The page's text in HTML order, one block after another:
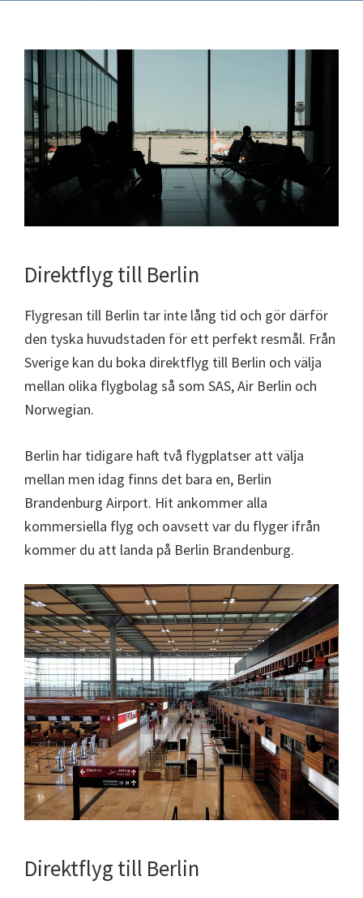
Direktflyg till Berlin
Flygresan till Berlin tar inte lång tid och gör därför
den tyska huvudstaden för ett perfekt resmål. Från
Sverige kan du boka direktflyg till Berlin och välja
mellan olika flygbolag så som SAS, Air Berlin och
Norwegian.
Berlin har tidigare haft två flygplatser att välja
mellan men idag finns det bara en, Berlin
Brandenburg Airport. Hit ankommer alla
kommersiella flyg och oavsett var du flyger ifrån
kommer du att landa på Berlin Brandenburg.
Direktflyg till Berlin